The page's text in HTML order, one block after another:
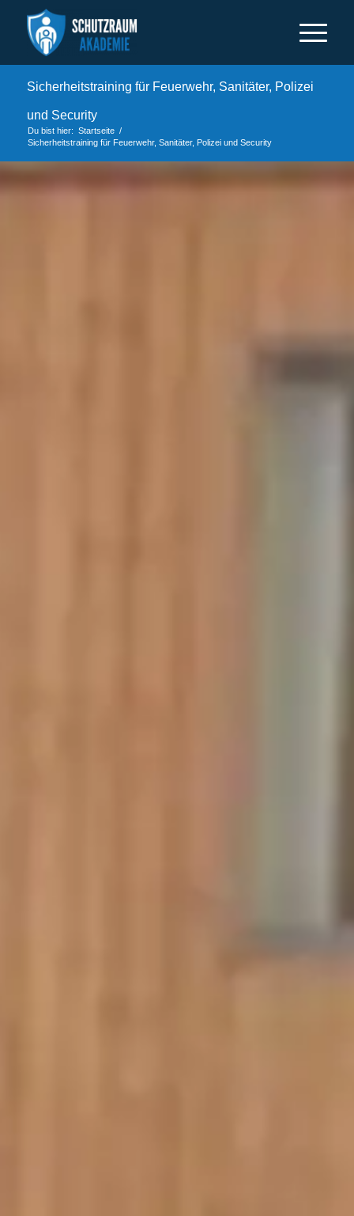
Sicherheitstraining für Feuerwehr, Sanitäter, Polizei
und Security
Du bist hier: Startseite /
Sicherheitstraining für Feuerwehr, Sanitäter, Polizei und Security